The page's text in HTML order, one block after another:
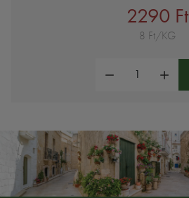
2290 Ft
8 Ft/KG